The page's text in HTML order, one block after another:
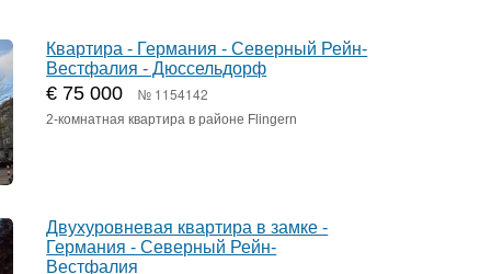
Квартира - Германия - Северный Рейн-
Вестфалия - Дюссельдорф
€ 75 000 № 1154142
2-комнатная квартира в районе Flingern
Двухуровневая квартира в замке -
Германия - Северный Рейн-
Вестфалия